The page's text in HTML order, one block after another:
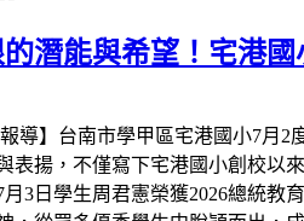
潛能與希望！宅港
導】台南市學甲區宅港國小7月
表揚，不僅寫下宅港國小創校以
3日學生周君憲榮獲2026總統